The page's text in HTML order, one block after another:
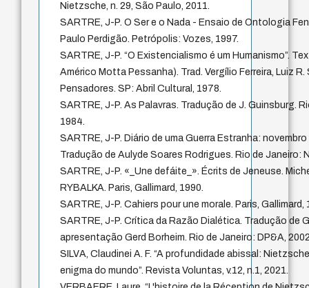
Nietzsche, n. 29, São Paulo, 2011.
SARTRE, J-P. O Ser e o Nada - Ensaio de Ontologia
Paulo Perdigão. Petrópolis: Vozes, 1997.
SARTRE, J-P. “O Existencialismo é um Humanismo”.
Américo Motta Pessanha). Trad. Vergílio Ferreira, Luiz
Pensadores. SP: Abril Cultural, 1978.
SARTRE, J-P. As Palavras. Tradução de J. Guinsburg.
1984.
SARTRE, J-P. Diário de uma Guerra Estranha:
Tradução de Aulyde Soares Rodrigues. Rio de Janeiro:
SARTRE, J-P. «_Une defáite_». Écrits de Jeneuse.
RYBALKA. Paris, Gallimard, 1990.
SARTRE, J-P. Cahiers pour une morale. Paris, Gallimard,
SARTRE, J-P. Crítica da Razão Dialética. Tradução de
apresentação Gerd Borheim. Rio de Janeiro: DP&A,
SILVA, Claudinei A. F. “A profundidade abissal:
enigma do mundo”. Revista Voluntas, v.12, n.1, 2021.